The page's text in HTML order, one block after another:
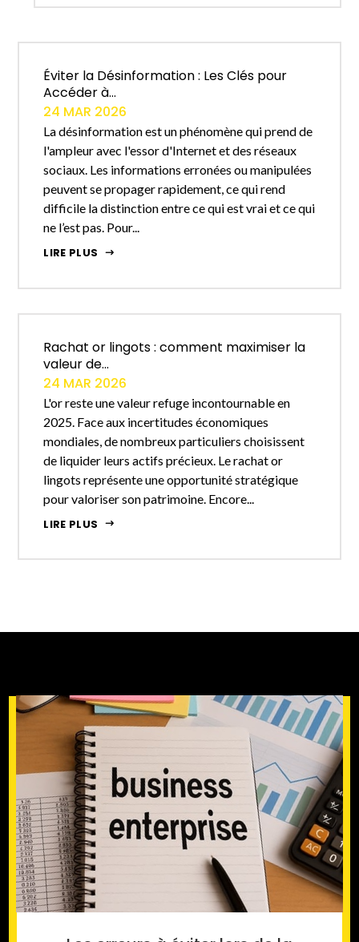
Éviter la Désinformation : Les Clés pour
Accéder à...
24 MAR 2026
La désinformation est un phénomène qui prend de
l'ampleur avec l'essor d'Internet et des réseaux
sociaux. Les informations erronées ou manipulées
peuvent se propager rapidement, ce qui rend
difficile la distinction entre ce qui est vrai et ce qui
ne l’est pas. Pour...
LIRE PLUS
Rachat or lingots : comment maximiser la
valeur de...
24 MAR 2026
L'or reste une valeur refuge incontournable en
2025. Face aux incertitudes économiques
mondiales, de nombreux particuliers choisissent
de liquider leurs actifs précieux. Le rachat or
lingots représente une opportunité stratégique
pour valoriser son patrimoine. Encore...
LIRE PLUS